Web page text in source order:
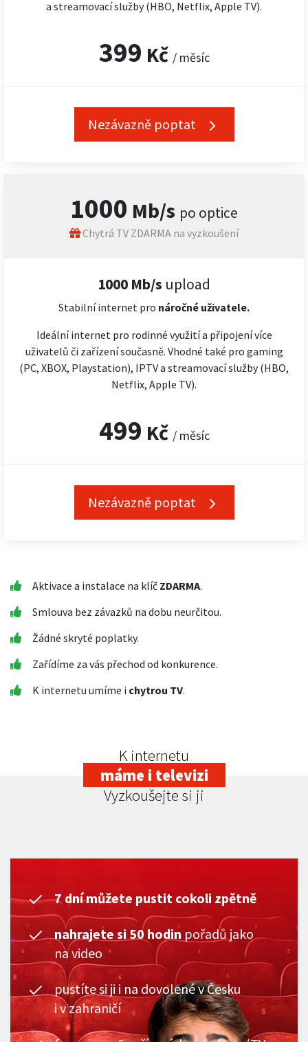
a streamovací služby (HBO, Netflix, Apple TV).
399 Kč / měsíc
Nezávazně poptat
1000 Mb/s po optice
Chytrá TV ZDARMA na vyzkoušení
1000 Mb/s upload
Stabilní internet pro náročné uživatele.
Ideální internet pro rodinné využití a připojení více
uživatelů či zařízení současně. Vhodné také pro gaming
(PC, XBOX, Playstation), IPTV a streamovací služby (HBO,
Netflix, Apple TV).
499 Kč / měsíc
Nezávazně poptat
Aktivace a instalace na klíč ZDARMA.
Smlouva bez závazků na dobu neurčitou.
Žádné skryté poplatky.
Zařídíme za vás přechod od konkurence.
K internetu umíme i chytrou TV.
K internetu
máme i televizi
Vyzkoušejte si ji
7 dní můžete pustit cokoli zpětně
nahrajete si 50 hodin pořadů jako
na video
pustíte si ji i na dovolené v Česku
i v zahraničí